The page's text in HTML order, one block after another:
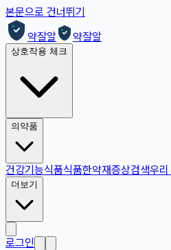
본문으로 건너뛰기
약잘알
약잘알
상호작용 체크
의약품
건강기능식품식품한약재증상검색우
더보기
로그인